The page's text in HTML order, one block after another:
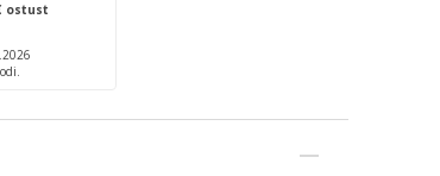
ostust